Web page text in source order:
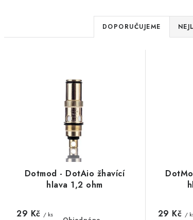
Ř
a
o
DOPORUČUJEME
Dotmod - DotAio žhavící
hlava 1,2 ohm
29 Kč / ks 29 Kč /